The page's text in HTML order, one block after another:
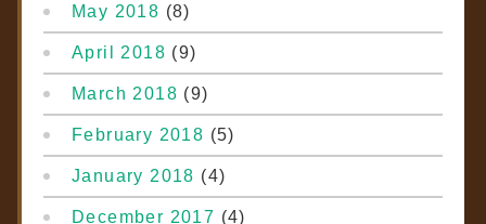
May 2018 (8)
April 2018 (9)
March 2018 (9)
February 2018 (5)
January 2018 (4)
December 2017 (4)